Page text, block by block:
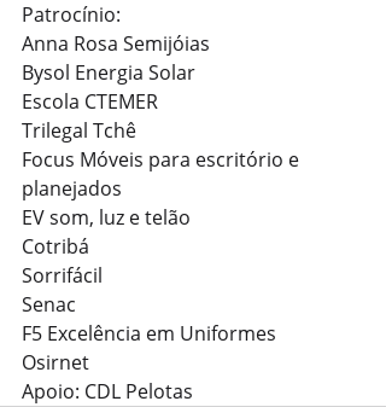
Patrocínio:
Anna Rosa Semijóias
Bysol Energia Solar
Escola CTEMER
Trilegal Tchê
Focus Móveis para escritório e
planejados
EV som, luz e telão
Cotribá
Sorrifácil
Senac
F5 Excelência em Uniformes
Osirnet
Apoio: CDL Pelotas